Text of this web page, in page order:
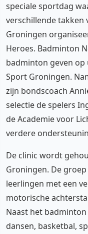
speciale sportdag
verschillende takken
Groningen
Heroes. Badminton
badminton geven
Sport Groningen.
zijn bondscoach
selectie de spelers
de Academie voor
verdere
De clinic wordt
Groningen. De
leerlingen met een
motorische
Naast het
dansen, basketbal,